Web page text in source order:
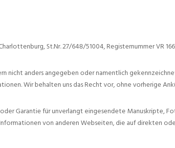
St.Nr. 27/648/51004, Registernummer VR
nicht anders angegeben oder namentlich
Wir behalten uns das Recht vor, ohne vorherige
Garantie für unverlangt eingesendete
von anderen Webseiten, die auf direkten